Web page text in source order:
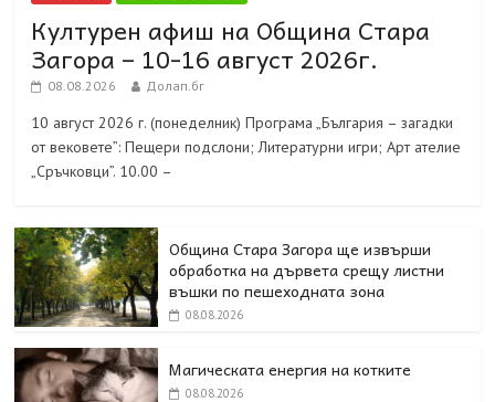
Културен афиш на Община Стара
Загора – 10-16 август 2026г.
08.08.2026 Долап.бг
10 август 2026 г. (понеделник) Програма „България – загадки
от вековете”: Пещери подслони; Литературни игри; Арт ателие
„Сръчковци”. 10.00 –
Община Стара Загора ще извърши
обработка на дървета срещу листни
въшки по пешеходната зона
08.08.2026
Магическата енергия на котките
08.08.2026